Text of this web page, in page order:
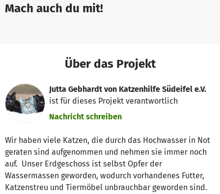
Mach auch du mit!
Über das Projekt
Jutta Gebhardt von Katzenhilfe Südeifel e.V.
ist für dieses Projekt verantwortlich
Nachricht schreiben
Wir haben viele Katzen, die durch das Hochwasser in Not
geraten sind aufgenommen und nehmen sie immer noch
auf. Unser Erdgeschoss ist selbst Opfer der
Wassermassen geworden, wodurch vorhandenes Futter,
Katzenstreu und Tiermöbel unbrauchbar geworden sind.